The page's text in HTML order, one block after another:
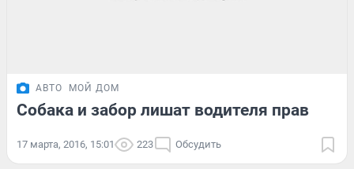
АВТО МОЙ ДОМ
Собака и забор лишат водителя прав
17 марта, 2016, 15:01 223 Обсудить